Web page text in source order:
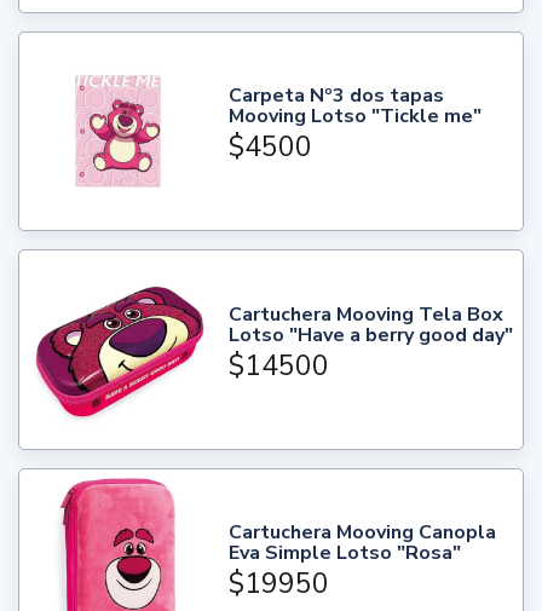
Carpeta Nº3 dos tapas
Mooving Lotso "Tickle me"
$4500
Cartuchera Mooving Tela Box
Lotso "Have a berry good day"
$14500
Cartuchera Mooving Canopla
Eva Simple Lotso "Rosa"
$19950